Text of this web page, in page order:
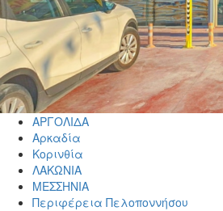
ΑΡΓΟΛΙΔΑ
Αρκαδία
Κορινθία
ΛΑΚΩΝΙΑ
ΜΕΣΣΗΝΙΑ
Περιφέρεια Πελοποννήσου